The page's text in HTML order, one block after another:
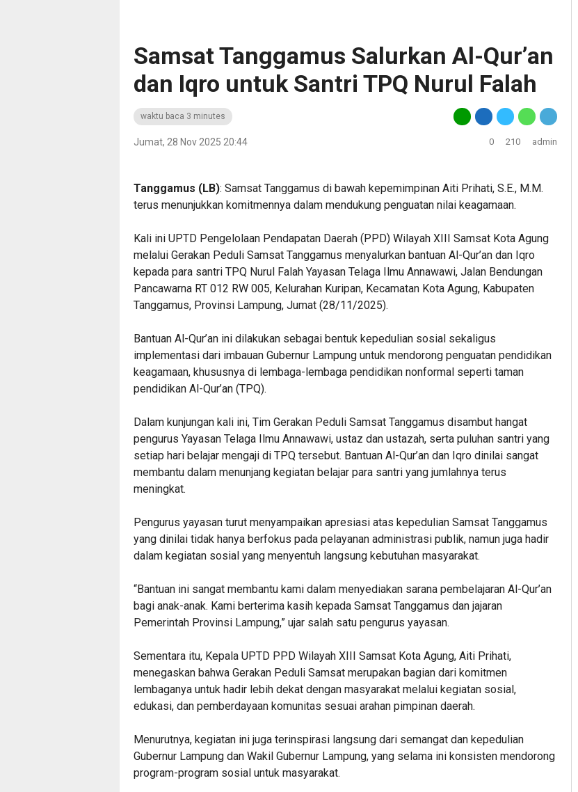
Samsat Tanggamus Salurkan Al-Qur’an
dan Iqro untuk Santri TPQ Nurul Falah ‎
waktu baca 3 minutes
Jumat, 28 Nov 2025 20:44 0 210 admin
‎Tanggamus (LB): Samsat Tanggamus di bawah kepemimpinan Aiti Prihati, S.E., M.M.
terus menunjukkan komitmennya dalam mendukung penguatan nilai keagamaan.
‎Kali ini UPTD Pengelolaan Pendapatan Daerah (PPD) Wilayah XIII Samsat Kota Agung
melalui Gerakan Peduli Samsat Tanggamus menyalurkan bantuan Al-Qur’an dan Iqro
kepada para santri TPQ Nurul Falah Yayasan Telaga Ilmu Annawawi, Jalan Bendungan
Pancawarna RT 012 RW 005, Kelurahan Kuripan, Kecamatan Kota Agung, Kabupaten
Tanggamus, Provinsi Lampung, Jumat (28/11/2025).
‎Bantuan Al-Qur’an ini dilakukan sebagai bentuk kepedulian sosial sekaligus
implementasi dari imbauan Gubernur Lampung untuk mendorong penguatan pendidikan
keagamaan, khususnya di lembaga-lembaga pendidikan nonformal seperti taman
pendidikan Al-Qur’an (TPQ).
‎Dalam kunjungan kali ini, Tim Gerakan Peduli Samsat Tanggamus disambut hangat
pengurus Yayasan Telaga Ilmu Annawawi, ustaz dan ustazah, serta puluhan santri yang
setiap hari belajar mengaji di TPQ tersebut. Bantuan Al-Qur’an dan Iqro dinilai sangat
membantu dalam menunjang kegiatan belajar para santri yang jumlahnya terus
meningkat.
‎Pengurus yayasan turut menyampaikan apresiasi atas kepedulian Samsat Tanggamus
yang dinilai tidak hanya berfokus pada pelayanan administrasi publik, namun juga hadir
dalam kegiatan sosial yang menyentuh langsung kebutuhan masyarakat.
‎“Bantuan ini sangat membantu kami dalam menyediakan sarana pembelajaran Al-Qur’an
bagi anak-anak. Kami berterima kasih kepada Samsat Tanggamus dan jajaran
Pemerintah Provinsi Lampung,” ujar salah satu pengurus yayasan.
‎Sementara itu, Kepala UPTD PPD Wilayah XIII Samsat Kota Agung, Aiti Prihati,
menegaskan bahwa Gerakan Peduli Samsat merupakan bagian dari komitmen
lembaganya untuk hadir lebih dekat dengan masyarakat melalui kegiatan sosial,
edukasi, dan pemberdayaan komunitas sesuai arahan pimpinan daerah.
‎Menurutnya, kegiatan ini juga terinspirasi langsung dari semangat dan kepedulian
Gubernur Lampung dan Wakil Gubernur Lampung, yang selama ini konsisten mendorong
program-program sosial untuk masyarakat.